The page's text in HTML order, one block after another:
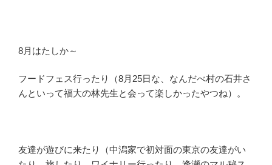
8月はたしか～
フードフェス行ったり（8月25日な、なんだべ村の石井さ
んといって福大の林先生と会って楽しかったやつね）。
友達が遊びに来たり（中潟家で初対面の東京の友達がい